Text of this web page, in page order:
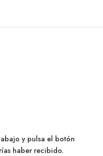
y pulsa el botón
haber recibido.